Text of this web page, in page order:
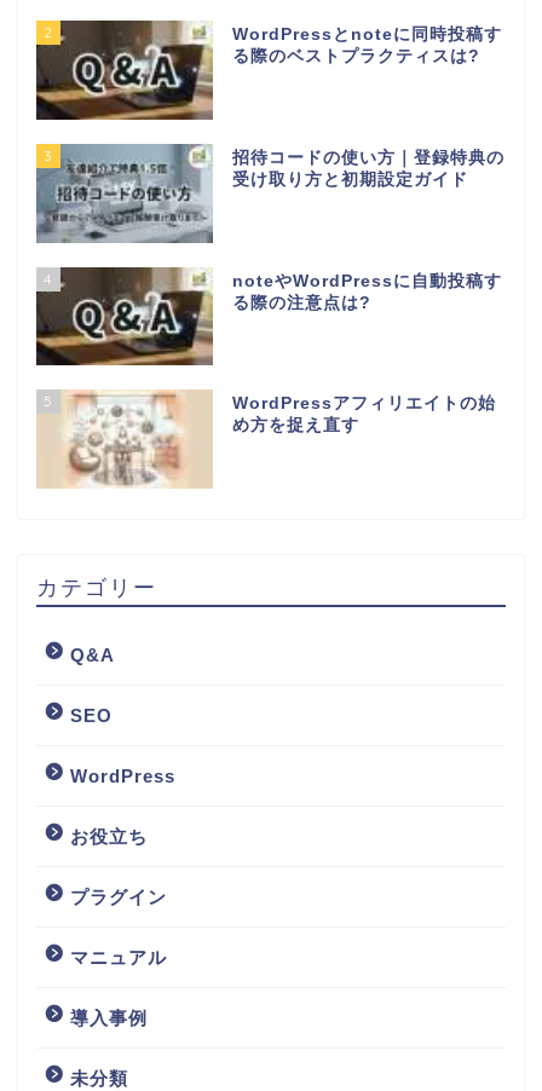
2
WordPressとnoteに同時投稿す
る際のベストプラクティスは?
3
招待コードの使い方｜登録特典の
受け取り方と初期設定ガイド
4
noteやWordPressに自動投稿す
る際の注意点は?
5
WordPressアフィリエイトの始
め方を捉え直す
カテゴリー
Q&A
SEO
WordPress
お役立ち
プラグイン
マニュアル
導入事例
未分類